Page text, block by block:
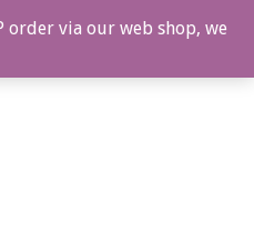
order via our web shop, we